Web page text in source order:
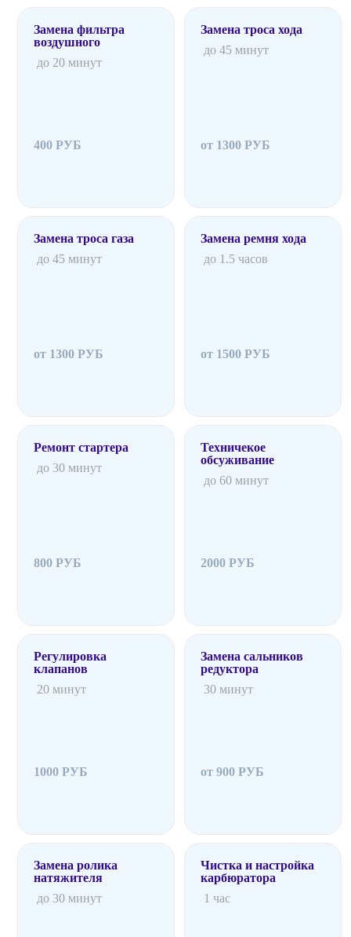
Замена фильтра
воздушного
до 20 минут
400 РУБ
Замена троса хода
до 45 минут
от 1300 РУБ
Замена троса газа
до 45 минут
от 1300 РУБ
Замена ремня хода
до 1.5 часов
от 1500 РУБ
Ремонт стартера
до 30 минут
800 РУБ
Техничекое
обсуживание
до 60 минут
2000 РУБ
Регулировка
клапанов
20 минут
1000 РУБ
Замена сальников
редуктора
30 минут
от 900 РУБ
Замена ролика
натяжителя
до 30 минут
Чистка и настройка
карбюратора
1 час